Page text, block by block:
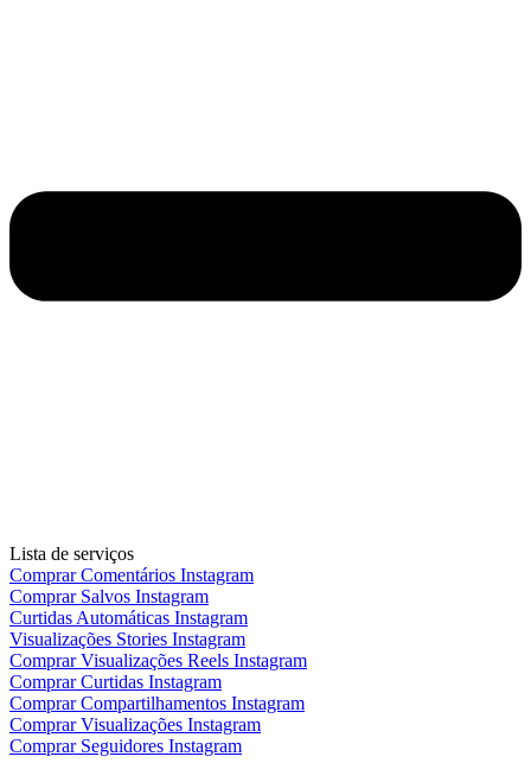
Lista de serviços
Comprar Comentários Instagram
Comprar Salvos Instagram
Curtidas Automáticas Instagram
Visualizações Stories Instagram
Comprar Visualizações Reels Instagram
Comprar Curtidas Instagram
Comprar Compartilhamentos Instagram
Comprar Visualizações Instagram
Comprar Seguidores Instagram